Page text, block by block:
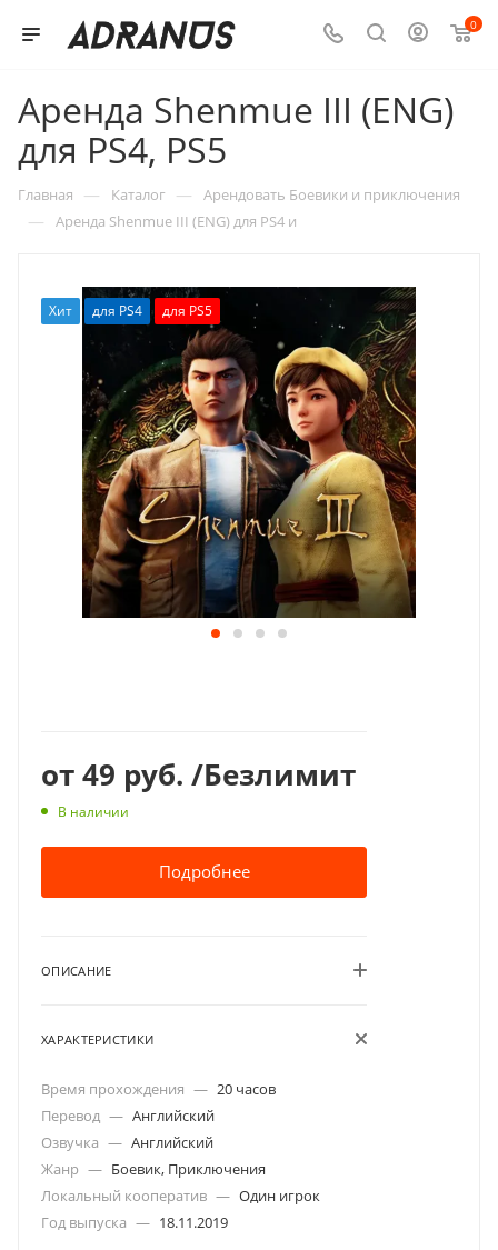
0
Аренда Shenmue III (ENG)
для PS4, PS5
Главная — Каталог — Арендовать Боевики и приключения
— Аренда Shenmue III (ENG) для PS4 и
Хит для PS4 для PS5
от49 руб. /Безлимит
В наличии
Подробнее
ОПИСАНИЕ
ХАРАКТЕРИСТИКИ
Время прохождения — 20 часов
Перевод — Английский
Озвучка — Английский
Жанр — Боевик, Приключения
Локальный кооператив — Один игрок
Год выпуска — 18.11.2019